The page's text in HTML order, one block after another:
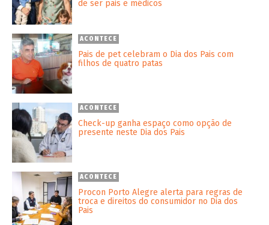
de ser pais e médicos
ACONTECE
Pais de pet celebram o Dia dos Pais com
filhos de quatro patas
ACONTECE
Check-up ganha espaço como opção de
presente neste Dia dos Pais
ACONTECE
Procon Porto Alegre alerta para regras de
troca e direitos do consumidor no Dia dos
Pais